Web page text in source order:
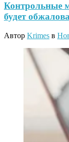
Контрольные
будет
Автор Krimes в